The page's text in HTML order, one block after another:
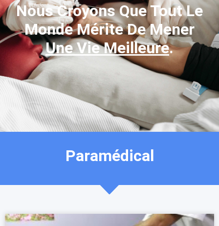
Nous Croyons Que Tout Le
Monde Mérite De Mener
Une Vie Meilleure.
Paramédical